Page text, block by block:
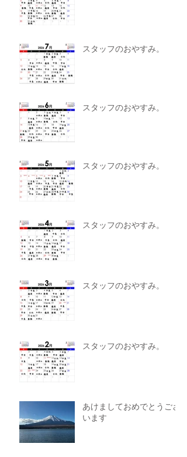
スタッフのおやすみ。
スタッフのおやすみ。
スタッフのおやすみ。
スタッフのおやすみ。
スタッフのおやすみ。
スタッフのおやすみ。
あけましておめでとうござ
います